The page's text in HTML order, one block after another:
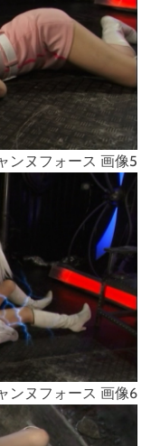
ンヌフォース 画像5
ンヌフォース 画像6